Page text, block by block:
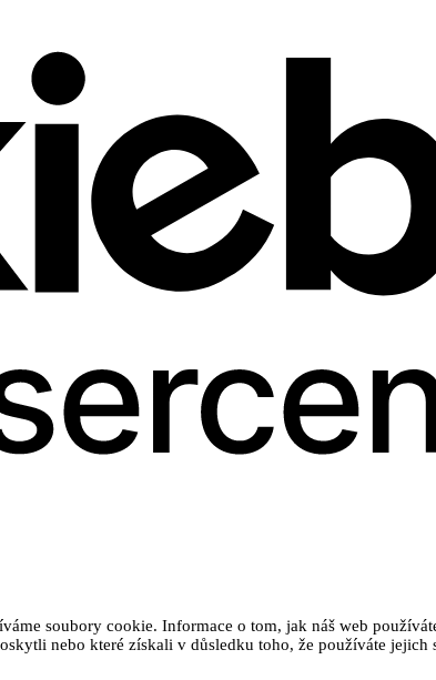
soubory cookie. Informace o tom, jak náš web
nebo které získali v důsledku toho, že používáte jejich